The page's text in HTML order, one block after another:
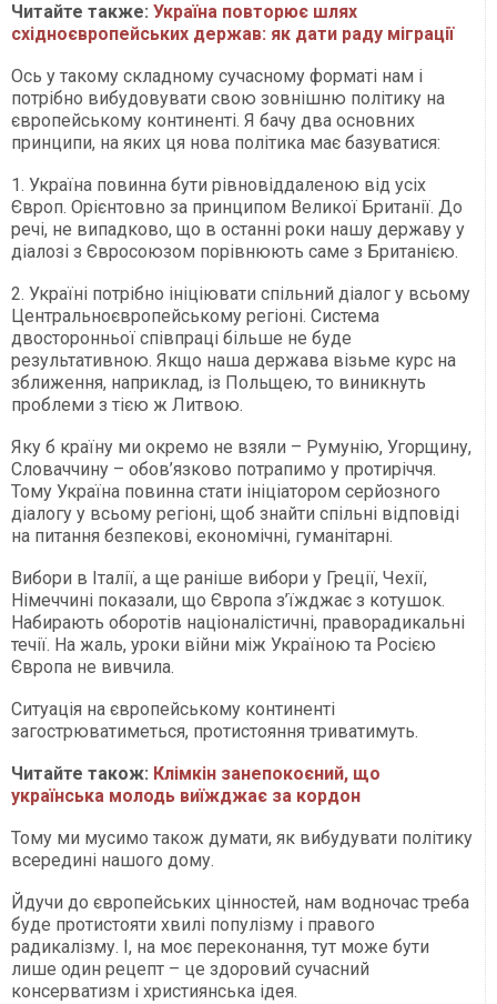
Читайте также: Україна повторює шлях
східноєвропейських держав: як дати раду міграції
Ось у такому складному сучасному форматі нам і
потрібно вибудовувати свою зовнішню політику на
європейському континенті. Я бачу два основних
принципи, на яких ця нова політика має базуватися:
1. Україна повинна бути рівновіддаленою від усіх
Європ. Орієнтовно за принципом Великої Британії. До
речі, не випадково, що в останні роки нашу державу у
діалозі з Євросоюзом порівнюють саме з Британією.
2. Україні потрібно ініціювати спільний діалог у всьому
Центральноєвропейському регіоні. Система
двосторонньої співпраці більше не буде
результативною. Якщо наша держава візьме курс на
зближення, наприклад, із Польщею, то виникнуть
проблеми з тією ж Литвою.
Яку б країну ми окремо не взяли – Румунію, Угорщину,
Словаччину – обов’язково потрапимо у протиріччя.
Тому Україна повинна стати ініціатором серйозного
діалогу у всьому регіоні, щоб знайти спільні відповіді
на питання безпекові, економічні, гуманітарні.
Вибори в Італії, а ще раніше вибори у Греції, Чехії,
Німеччині показали, що Європа з’їжджає з котушок.
Набирають оборотів націоналістичні, праворадикальні
течії. На жаль, уроки війни між Україною та Росією
Європа не вивчила.
Ситуація на європейському континенті
загострюватиметься, протистояння триватимуть.
Читайте також: Клімкін занепокоєний, що
українська молодь виїжджає за кордон
Тому ми мусимо також думати, як вибудувати політику
всередині нашого дому.
Йдучи до європейських цінностей, нам водночас треба
буде протистояти хвилі популізму і правого
радикалізму. І, на моє переконання, тут може бути
лише один рецепт – це здоровий сучасний
консерватизм і християнська ідея.